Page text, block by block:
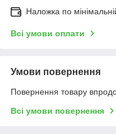
Наложка по
Всі умови оплати
Умови повернення
Повернення товару
Всі умови повернення